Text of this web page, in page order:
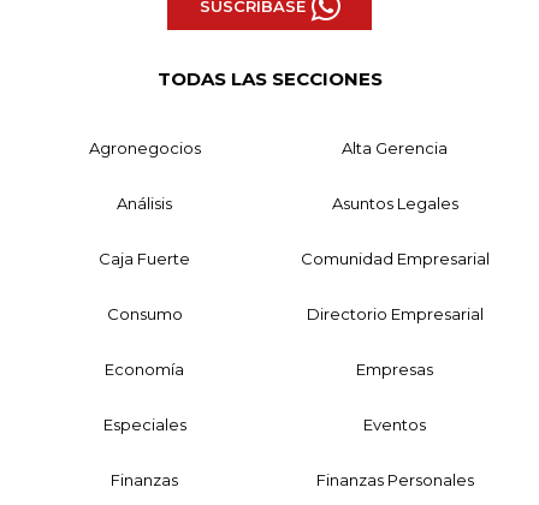
SUSCRÍBASE
TODAS LAS SECCIONES
Agronegocios Alta Gerencia
Análisis Asuntos Legales
Caja Fuerte Comunidad Empresarial
Consumo Directorio Empresarial
Economía Empresas
Especiales Eventos
Finanzas Finanzas Personales